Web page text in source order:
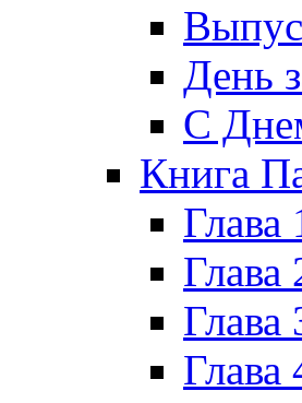
День
С
Книга
Глава
Глава
Глава
Глава